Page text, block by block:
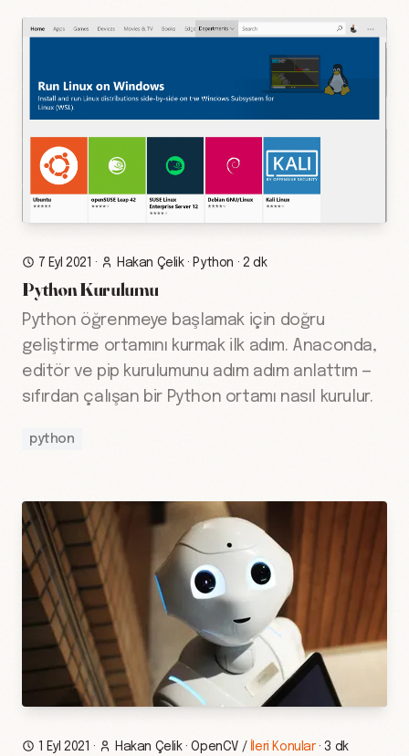
7 Eyl 2021 · Hakan Çelik· Python · 2 dk
Python Kurulumu
Python öğrenmeye başlamak için doğru
geliştirme ortamını kurmak ilk adım. Anaconda,
editör ve pip kurulumunu adım adım anlattım —
sıfırdan çalışan bir Python ortamı nasıl kurulur.
python
1 Eyl 2021 · Hakan Çelik·OpenCV / İleri Konular · 3 dk